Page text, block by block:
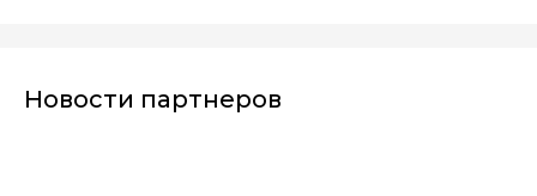
Новости партнеров